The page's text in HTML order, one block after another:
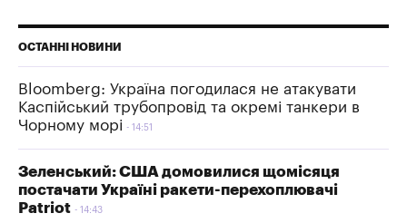
ОСТАННІ НОВИНИ
Bloomberg: Україна погодилася не атакувати
Каспійський трубопровід та окремі танкери в
Чорному морі
14:51
Зеленський: США домовилися щомісяця
постачати Україні ракети-перехоплювачі
Patriot
14:43